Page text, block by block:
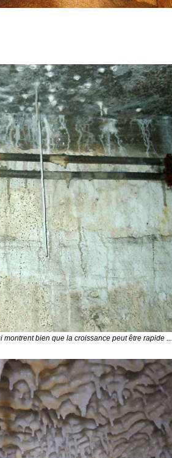
montrent bien que la croissance peut être rapide ...